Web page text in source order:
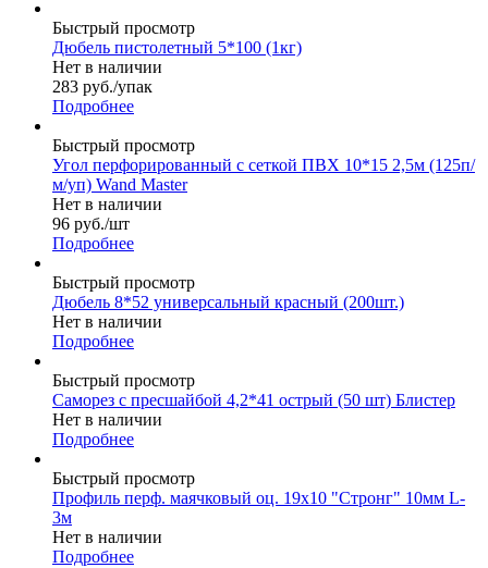
Быстрый просмотр
Дюбель пистолетный 5*100 (1кг)
Нет в наличии
283 руб./упак
Подробнее
Быстрый просмотр
Угол перфорированный с сеткой ПВХ 10*15 2,5м (125п/
м/уп) Wand Master
Нет в наличии
96 руб./шт
Подробнее
Быстрый просмотр
Дюбель 8*52 универсальный красный (200шт.)
Нет в наличии
Подробнее
Быстрый просмотр
Саморез с пресшайбой 4,2*41 острый (50 шт) Блистер
Нет в наличии
Подробнее
Быстрый просмотр
Профиль перф. маячковый оц. 19х10 "Стронг" 10мм L-
3м
Нет в наличии
Подробнее